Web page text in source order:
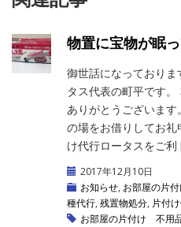
物置に宝物が眠
御世話になっており
タス代表の町平です
ありがとうございま
の場をお借りしてお
け代行ロータスをご
2017年12月10日
お知らせ, お部屋の片付
種代行, 残置物処分, 片付
お部屋の片付け
不用